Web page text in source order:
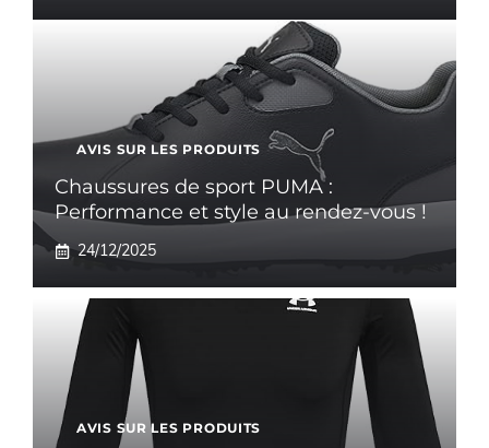
AVIS SUR LES PRODUITS
Chaussures de sport PUMA :
Performance et style au rendez-vous !
24/12/2025
AVIS SUR LES PRODUITS